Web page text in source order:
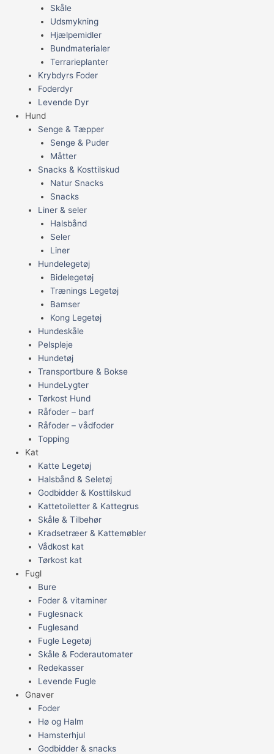
Skåle
Udsmykning
Hjælpemidler
Bundmaterialer
Terrarieplanter
Krybdyrs Foder
Foderdyr
Levende Dyr
Hund
Senge & Tæpper
Senge & Puder
Måtter
Snacks & Kosttilskud
Natur Snacks
Snacks
Liner & seler
Halsbånd
Seler
Liner
Hundelegetøj
Bidelegetøj
Trænings Legetøj
Bamser
Kong Legetøj
Hundeskåle
Pelspleje
Hundetøj
Transportbure & Bokse
HundeLygter
Tørkost Hund
Råfoder – barf
Råfoder – vådfoder
Topping
Kat
Katte Legetøj
Halsbånd & Seletøj
Godbidder & Kosttilskud
Kattetoiletter & Kattegrus
Skåle & Tilbehør
Kradsetræer & Kattemøbler
Vådkost kat
Tørkost kat
Fugl
Bure
Foder & vitaminer
Fuglesnack
Fuglesand
Fugle Legetøj
Skåle & Foderautomater
Redekasser
Levende Fugle
Gnaver
Foder
Hø og Halm
Hamsterhjul
Godbidder & snacks